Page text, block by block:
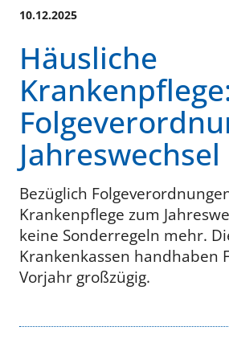
10.12.2025
Häusliche
Jahreswechsel
Bezüglich
Krankenpflege zum
keine Sonderregeln mehr.
Krankenkassen handhaben
Vorjahr großzügig.